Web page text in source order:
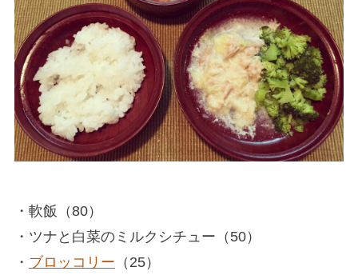
・軟飯（80）
・ツナと白菜のミルクシチュー（50）
・ ブロッコリー （25）